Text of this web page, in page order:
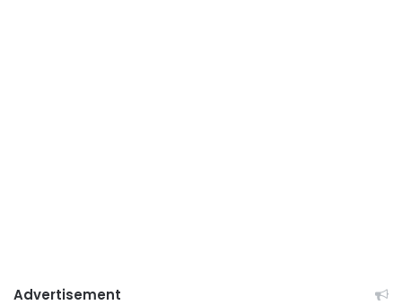
Advertisement